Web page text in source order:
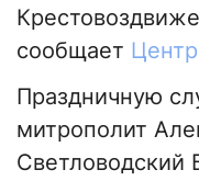
сообщает
Праздничную
митрополит
Светловодский